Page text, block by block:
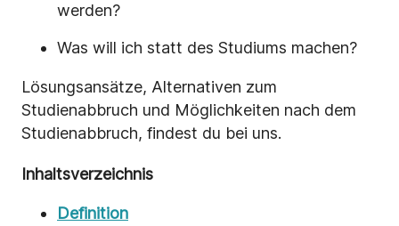
werden?
Was will ich statt des Studiums machen?
Lösungsansätze, Alternativen zum
Studienabbruch und Möglichkeiten nach dem
Studienabbruch, findest du bei uns.
Inhaltsverzeichnis
Definition